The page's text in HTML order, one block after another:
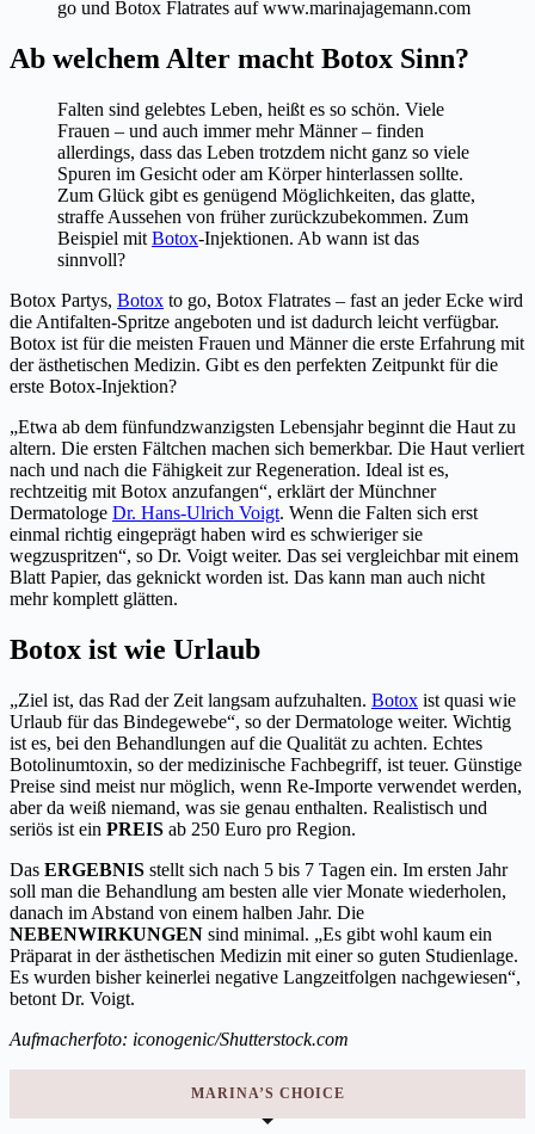
Ab welchem Alter macht Botox Sinn?
Falten sind gelebtes Leben, heißt es so schön. Viele
Frauen – und auch immer mehr Männer – finden
allerdings, dass das Leben trotzdem nicht ganz so viele
Spuren im Gesicht oder am Körper hinterlassen sollte.
Zum Glück gibt es genügend Möglichkeiten, das glatte,
straffe Aussehen von früher zurückzubekommen. Zum
Beispiel mit Botox-Injektionen. Ab wann ist das
sinnvoll?
Botox Partys, Botox to go, Botox Flatrates – fast an jeder Ecke wird
die Antifalten-Spritze angeboten und ist dadurch leicht verfügbar.
Botox ist für die meisten Frauen und Männer die erste Erfahrung mit
der ästhetischen Medizin. Gibt es den perfekten Zeitpunkt für die
erste Botox-Injektion?
„Etwa ab dem fünfundzwanzigsten Lebensjahr beginnt die Haut zu
altern. Die ersten Fältchen machen sich bemerkbar. Die Haut verliert
nach und nach die Fähigkeit zur Regeneration. Ideal ist es,
rechtzeitig mit Botox anzufangen“, erklärt der Münchner
Dermatologe Dr. Hans-Ulrich Voigt. Wenn die Falten sich erst
einmal richtig eingeprägt haben wird es schwieriger sie
wegzuspritzen“, so Dr. Voigt weiter. Das sei vergleichbar mit einem
Blatt Papier, das geknickt worden ist. Das kann man auch nicht
mehr komplett glätten.
Botox ist wie Urlaub
„Ziel ist, das Rad der Zeit langsam aufzuhalten. Botox ist quasi wie
Urlaub für das Bindegewebe“, so der Dermatologe weiter. Wichtig
ist es, bei den Behandlungen auf die Qualität zu achten. Echtes
Botolinumtoxin, so der medizinische Fachbegriff, ist teuer. Günstige
Preise sind meist nur möglich, wenn Re-Importe verwendet werden,
aber da weiß niemand, was sie genau enthalten. Realistisch und
seriös ist ein PREIS ab 250 Euro pro Region.
Das ERGEBNIS stellt sich nach 5 bis 7 Tagen ein. Im ersten Jahr
soll man die Behandlung am besten alle vier Monate wiederholen,
danach im Abstand von einem halben Jahr. Die
NEBENWIRKUNGEN sind minimal. „Es gibt wohl kaum ein
Präparat in der ästhetischen Medizin mit einer so guten Studienlage.
Es wurden bisher keinerlei negative Langzeitfolgen nachgewiesen“,
betont Dr. Voigt.
Aufmacherfoto: iconogenic/Shutterstock.com
MARINA’S CHOICE